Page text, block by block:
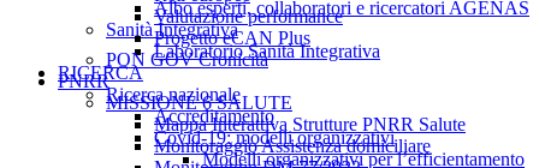
Valutazione performance
Progetto eCAN Plus
PON GOV Cronicità
PNRR
MISSIONE 6 SALUTE
Mappa Interattiva Strutture PNRR Salute
Monitoraggio Assistenza domiciliare
Albo esperti, collaboratori e ricercatori AGENAS
Sanità Integrativa
Laboratorio Sanità Integrativa
RICERCA
Ricerca nazionale
Accreditamento
Covid-19: modelli organizzativi
Modelli organizzativi per l’efficientamento